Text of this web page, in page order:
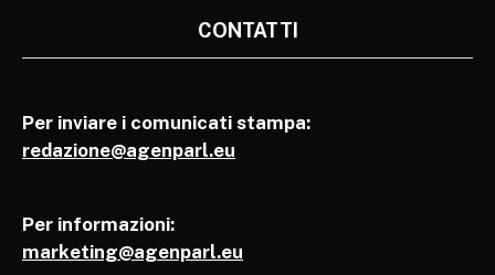
CONTATTI
Per inviare i comunicati stampa:
redazione@agenparl.eu
Per informazioni:
marketing@agenparl.eu